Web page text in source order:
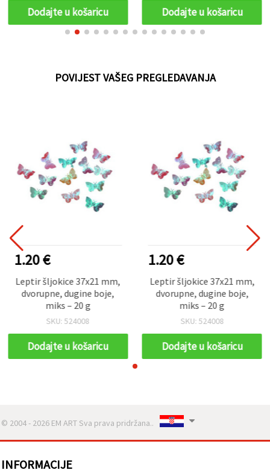
dekoracije
Dodajte u košaricu
rukotvorine — ukrasi za
zabave, scrapbooking,
punilo za shaker
Dodajte u košaricu
POVIJEST VAŠEG PREGLEDAVANJA
1.20 €
Leptir šljokice 37x21 mm,
dvorupne, dugine boje,
miks – 20 g
SKU: 524008
Dodajte u košaricu
1.20 €
Leptir šljokice 37x21 mm,
dvorupne, dugine boje,
miks – 20 g
SKU: 524008
Dodajte u košaricu
© 2004 - 2026 EM ART Sva prava pridržana..
INFORMACIJE